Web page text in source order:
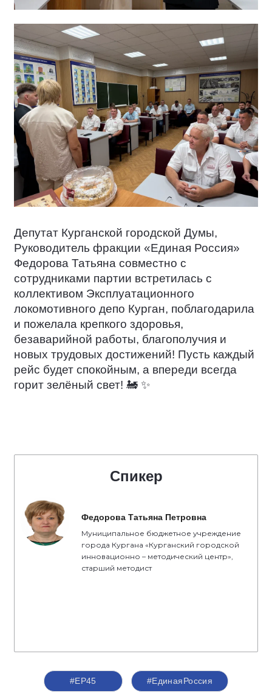
Депутат Курганской городской Думы,
Руководитель фракции «Единая Россия»
Федорова Татьяна совместно с
сотрудниками партии встретилась с
коллективом Эксплуатационного
локомотивного депо Курган, поблагодарила
и пожелала крепкого здоровья,
безаварийной работы, благополучия и
новых трудовых достижений! Пусть каждый
рейс будет спокойным, а впереди всегда
горит зелёный свет! 🚂 ✨
Спикер
Федорова Татьяна Петровна
Муниципальное бюджетное учреждение
города Кургана «Курганский городской
инновационно – методический центр»,
старший методист
#ЕР45 #ЕдинаяРоссия